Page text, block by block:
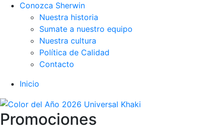
Conozca Sherwin
Nuestra historia
Sumate a nuestro equipo
Nuestra cultura
Política de Calidad
Contacto
Inicio
Promociones